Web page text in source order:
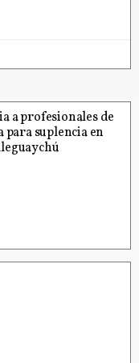
a profesionales de
para suplencia en